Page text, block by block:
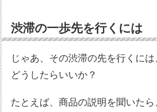
渋滞の一歩先を行くには
じゃあ、その渋滞の先を行くに
どうしたらいいか？
たとえば、商品の説明を聞いた